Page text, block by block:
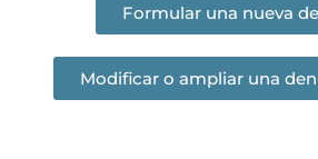
Formular una nueva
Modificar o ampliar una